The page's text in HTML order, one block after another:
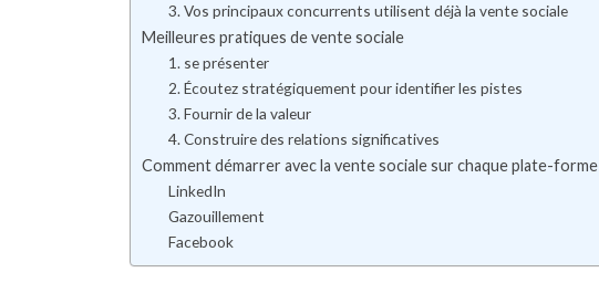
3. Vos principaux concurrents utilisent déjà la vente sociale
Meilleures pratiques de vente sociale
1. se présenter
2. Écoutez stratégiquement pour identifier les pistes
3. Fournir de la valeur
4. Construire des relations significatives
Comment démarrer avec la vente sociale sur chaque plate-forme
LinkedIn
Gazouillement
Facebook